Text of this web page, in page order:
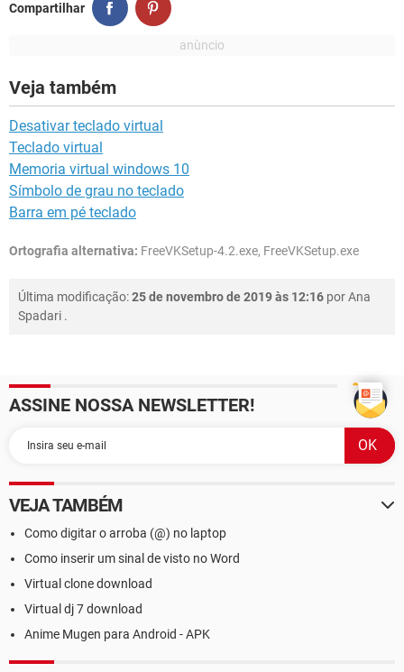
Compartilhar
Veja também
Desativar teclado virtual
Teclado virtual
Memoria virtual windows 10
Símbolo de grau no teclado
Barra em pé teclado
Ortografia alternativa: FreeVKSetup-4.2.exe, FreeVKSetup.exe
Última modificação:25 de novembro de 2019 às 12:16 porAna
Spadari .
ASSINE NOSSA NEWSLETTER!
VEJA TAMBÉM
Como digitar o arroba (@) no laptop
Como inserir um sinal de visto no Word
Virtual clone download
Virtual dj 7 download
Anime Mugen para Android - APK